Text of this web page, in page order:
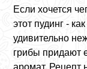
Если хочется
этот пудинг -
удивительно
грибы придают
аромат. Рецепт